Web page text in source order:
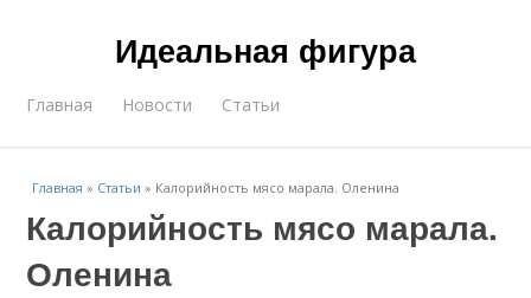
Идеальная фигура
Главная Новости Статьи
Главная » Статьи » Калорийность мясо марала. Оленина
Калорийность мясо марала.
Оленина